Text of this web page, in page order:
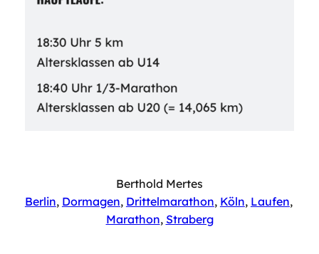
Berthold Mertes
Berlin, Dormagen, Drittelmarathon, Köln, Laufen ,
Marathon, Straberg